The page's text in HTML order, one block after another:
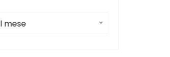
mese